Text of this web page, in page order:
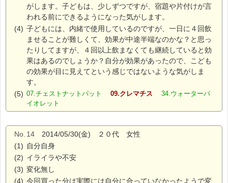
がします。子どもは、少しずつですが、宿題や片付けが言
われる前にできるようになった気がします。
(4) 子どもには、内緒で使用しているのですが、一日に４回飲
ませることが難しくて、効果が中途半端なのかな？と思っ
たりしてますが、４回以上飲まなくても継続していると効
果はあるのでしょうか？自分が効果があったので、こども
の効果が目に見えてという感じではないような気がしま
す。
(5) 07.チェストナットバット 09.クレマチス
34.ウォーターバ
イオレット
No. 14 2014/05/30(金) ２０代 女性
(1) 自分自身
(2) イライラや不安
(3) 変化無し
(4) 今回買った分は実際には自分に合っていなかったようで変